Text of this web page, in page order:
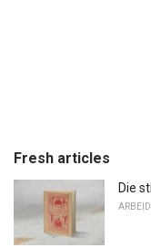
Fresh articles
Die